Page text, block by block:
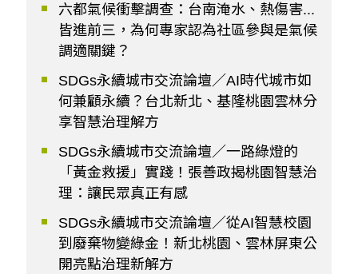
六都氣候衝擊調查：台南淹水、熱傷害...
皆進前三，為何專家認為社區參與是氣候
調適關鍵？
SDGs永續城市交流論壇／AI時代城市如
何兼顧永續？台北新北、基隆桃園雲林分
享智慧治理解方
SDGs永續城市交流論壇／一路綠燈的
「黃金救援」實踐！張善政揭桃園智慧治
理：讓民眾真正有感
SDGs永續城市交流論壇／從AI智慧校園
到廢棄物變綠金！新北桃園、雲林屏東公
開亮點治理新解方